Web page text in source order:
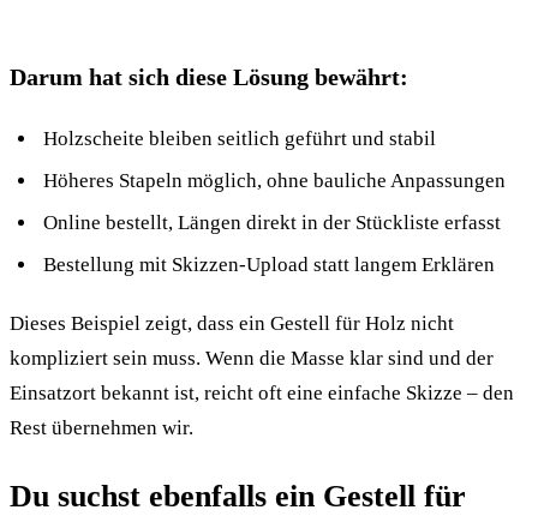
Darum hat sich diese Lösung bewährt:
Holzscheite bleiben seitlich geführt und stabil
Höheres Stapeln möglich, ohne bauliche Anpassungen
Online bestellt, Längen direkt in der Stückliste erfasst
Bestellung mit Skizzen-Upload statt langem Erklären
Dieses Beispiel zeigt, dass ein Gestell für Holz nicht
kompliziert sein muss. Wenn die Masse klar sind und der
Einsatzort bekannt ist, reicht oft eine einfache Skizze – den
Rest übernehmen wir.
Du suchst ebenfalls ein Gestell für